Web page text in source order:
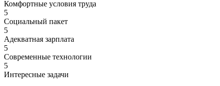
Комфортные условия труда
5
Социальный пакет
5
Адекватная зарплата
5
Современные технологии
5
Интересные задачи